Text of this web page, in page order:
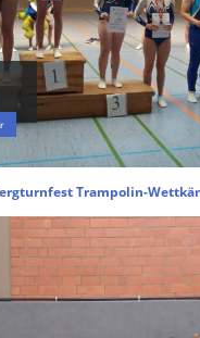
Trampolin-